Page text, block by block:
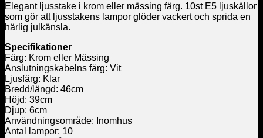
Elegant ljusstake i krom eller mässing färg. 10st E5 ljuskällor
som gör att ljusstakens lampor glöder vackert och sprida en
härlig julkänsla.
Specifikationer
Färg: Krom eller Mässing
Anslutningskabelns färg: Vit
Ljusfärg: Klar
Bredd/längd: 46cm
Höjd: 39cm
Djup: 6cm
Användningsområde: Inomhus
Antal lampor: 10